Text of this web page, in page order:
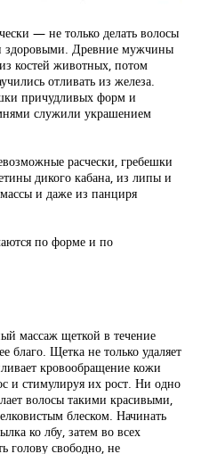
— не только делать волосы
здоровыми. Древние мужчины
костей животных, потом
отливать из железа.
причудливых форм и
служили украшением
расчески, гребешки
дикого кабана, из липы и
и даже из панциря
по форме и по
массаж щеткой в течение
благо. Щетка не только удаляет
кровообращение кожи
и стимулируя их рост. Ни одно
волосы такими красивыми,
блеском. Начинать
ко лбу, затем во всех
голову свободно, не